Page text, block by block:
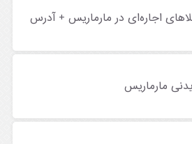
اجاره‌ای در مارماریس + آدرس
مارماریس